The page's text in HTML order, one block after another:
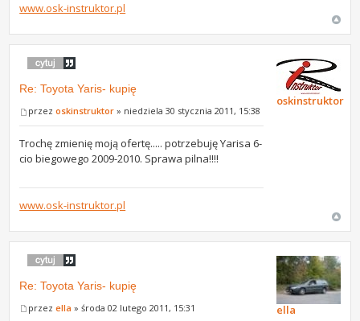
www.osk-instruktor.pl
Re: Toyota Yaris- kupię
przezoskinstruktor » niedziela 30 stycznia 2011, 15:38
Trochę zmienię moją ofertę..... potrzebuję Yarisa 6-
cio biegowego 2009-2010. Sprawa pilna!!!!
www.osk-instruktor.pl
oskinstruktor
Re: Toyota Yaris- kupię
przezella » środa 02 lutego 2011, 15:31 ella